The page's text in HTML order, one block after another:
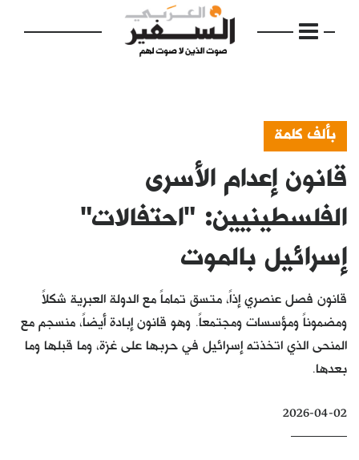
الرئيسية
مواضيع
إفتتاحية
فكرة
دفاتر
بالصورة
كتّابنا
الأرشيف
بألف كلمة
قانون إعدام الأسرى
الفلسطينيين: "احتفالات"
إسرائيل بالموت
قانون فصل عنصري إذاً، متسق تماماً مع الدولة العبرية شكلاً
ومضموناً ومؤسسات ومجتمعاً. وهو قانون إبادة أيضاً، منسجم مع
المنحى الذي اتخذته إسرائيل في حربها على غزة، وما قبلها وما
بعدها.
2026-04-02